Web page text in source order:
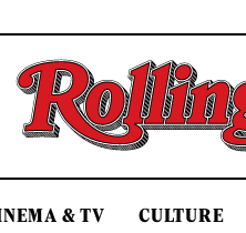
& TV CULTURE